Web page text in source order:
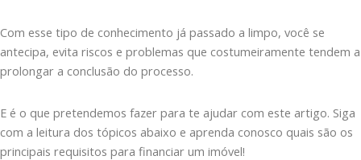
Com esse tipo de conhecimento já passado a limpo, você se
antecipa, evita riscos e problemas que costumeiramente tendem a
prolongar a conclusão do processo.
E é o que pretendemos fazer para te ajudar com este artigo. Siga
com a leitura dos tópicos abaixo e aprenda conosco quais são os
principais requisitos para financiar um imóvel!